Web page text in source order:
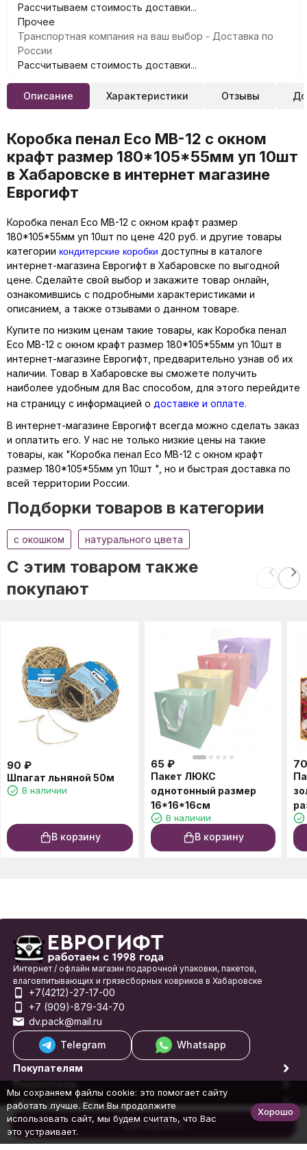
В корзину
Рассчитываем стоимость доставки...
Прочее
Транспортная компания на ваш выбор - Доставка по
России
Рассчитываем стоимость доставки...
Описание Характеристики Отзывы
Коробка пенал Eco MB-12 с окном
крафт размер 180*105*55мм уп 10шт
в Хабаровске в интернет магазине
Еврогифт
Коробка пенал Eco MB-12 с окном крафт размер
180*105*55мм уп 10шт по цене 420 руб. и другие товары
категории кондитерские коробки доступны в каталоге
интернет-магазина Еврогифт в Хабаровске по выгодной
цене. Сделайте свой выбор и закажите товар онлайн,
ознакомившись с подробными характеристиками и
описанием, а также отзывами о данном товаре.
Купите по низким ценам такие товары, как Коробка пенал
Eco MB-12 с окном крафт размер 180*105*55мм уп 10шт в
интернет-магазине Еврогифт, предварительно узнав об их
наличии. Товар в Хабаровске вы сможете получить
наиболее удобным для Вас способом, для этого перейдите
на страницу с информацией о доставке и оплате.
В интернет-магазине Еврогифт всегда можно сделать заказ
и оплатить его. У нас не только низкие цены на такие
товары, как "Коробка пенал Eco MB-12 с окном крафт
размер 180*105*55мм уп 10шт ", но и быстрая доставка по
всей территории России.
Подборки товаров в категории
c окошком натурального цвета
C этим товаром также
покупают
90 ₽
Шпагат льняной 50м
В наличии
В корзину
65 ₽
Пакет ЛЮКС
однотонный размер
16*16*16см
В наличии
В корзину
70
Интернет / офлайн магазин подарочной упаковки, пакетов,
влаговпитывающих и грязесборных ковриков в Хабаровске
+7(4212)-27-17-00
+7 (909)-879-34-70
dv.pack@mail.ru
Telegram
Whatsapp
Покупателям
Покупателю
Обратная связь
© 1998-2026 Еврогифт
Мы сохраняем файлы cookie: это помогает сайту
работать лучше. Если Вы продолжите
использовать сайт, мы будем считать, что Вас
это устраивает.
Хорошо